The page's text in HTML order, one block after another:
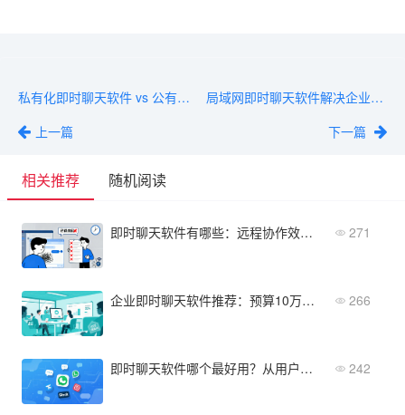
私有化即时聊天软件 vs 公有云IM：哪种更适合数据敏感型企业？
上一篇
局域网即时聊天软件解决企业沟通痛点
下一篇
相关推荐 随机阅读
即时聊天软件有哪些：远程协作效率低下怎么办 271
企业即时聊天软件推荐：预算10万内的最佳选择 266
即时聊天软件哪个最好用？从用户体验到管理功能全解析 242